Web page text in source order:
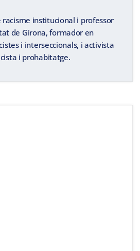
racisme institucional i professor
de Girona, formador en
i interseccionals, i activista
i prohabitatge.